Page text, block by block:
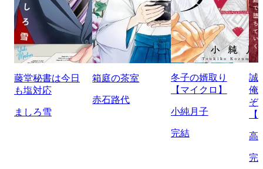
藤堂秘書は今日
も塩対応
ましろ雪
箱庭の茶室
赤石路代
冬子の婿取り
【マイクロ】
小純月子
完結
誠
俺
ぞ
高
完